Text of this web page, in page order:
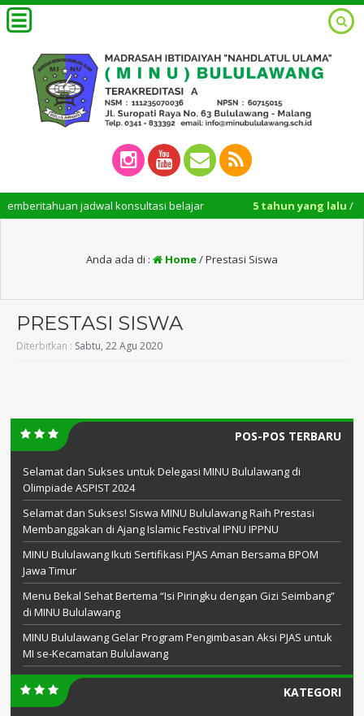
jadwal konsultasi belajar 5 tahun yang lalu/
Anda ada di : Home/Prestasi Siswa
PRESTASI SISWA
Diterbitkan : Sabtu, 22 Agu 2020
POS-POS TERBARU
Selamat dan Sukses untuk Delegasi MINU Bululawang di
Olimpiade ASPIST 2024
Selamat dan Sukses! Siswa MINU Bululawang Raih Prestasi
Membanggakan di Ajang Islamic Festival IPNU IPPNU
MINU Bululawang Ikuti Sertifikasi PJAS Aman Bersama BPOM
Jawa Timur
Menu Bekal Sehat Bertema “Isi Piringku dengan Gizi Seimbang”
di MINU Bululawang
MINU Bululawang Gelar Program Pengimbasan Aksi PJAS untuk
MI se-Kecamatan Bululawang
KATEGORI